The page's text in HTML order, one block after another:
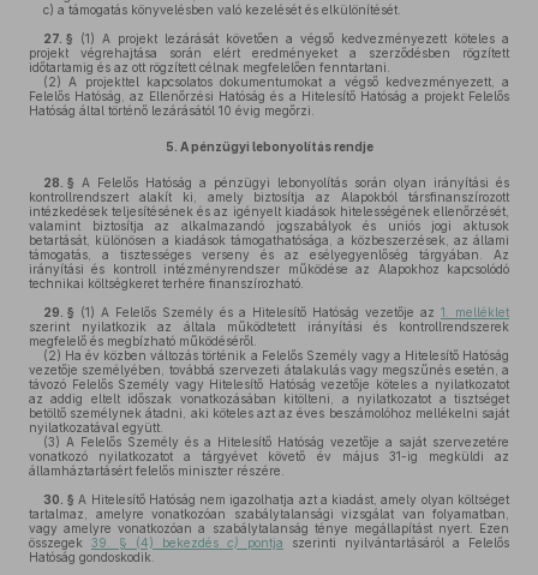
c) a támogatás könyvelésben való kezelését és elkülönítését.
27. § (1) A projekt lezárását követően a végső kedvezményezett köteles a
projekt végrehajtása során elért eredményeket a szerződésben rögzített
időtartamig és az ott rögzített célnak megfelelően fenntartani.
(2) A projekttel kapcsolatos dokumentumokat a végső kedvezményezett, a
Felelős Hatóság, az Ellenőrzési Hatóság és a Hitelesítő Hatóság a projekt Felelős
Hatóság által történő lezárásától 10 évig megőrzi.
5. A pénzügyi lebonyolítás rendje
28. § A Felelős Hatóság a pénzügyi lebonyolítás során olyan irányítási és
kontrollrendszert alakít ki, amely biztosítja az Alapokból társfinanszírozott
intézkedések teljesítésének és az igényelt kiadások hitelességének ellenőrzését,
valamint biztosítja az alkalmazandó jogszabályok és uniós jogi aktusok
betartását, különösen a kiadások támogathatósága, a közbeszerzések, az állami
támogatás, a tisztességes verseny és az esélyegyenlőség tárgyában. Az
irányítási és kontroll intézményrendszer működése az Alapokhoz kapcsolódó
technikai költségkeret terhére finanszírozható.
29. § (1) A Felelős Személy és a Hitelesítő Hatóság vezetője az 1. melléklet
szerint nyilatkozik az általa működtetett irányítási és kontrollrendszerek
megfelelő és megbízható működéséről.
(2) Ha év közben változás történik a Felelős Személy vagy a Hitelesítő Hatóság
vezetője személyében, továbbá szervezeti átalakulás vagy megszűnés esetén, a
távozó Felelős Személy vagy Hitelesítő Hatóság vezetője köteles a nyilatkozatot
az addig eltelt időszak vonatkozásában kitölteni, a nyilatkozatot a tisztséget
betöltő személynek átadni, aki köteles azt az éves beszámolóhoz mellékelni saját
nyilatkozatával együtt.
(3) A Felelős Személy és a Hitelesítő Hatóság vezetője a saját szervezetére
vonatkozó nyilatkozatot a tárgyévet követő év május 31-ig megküldi az
államháztartásért felelős miniszter részére.
30. § A Hitelesítő Hatóság nem igazolhatja azt a kiadást, amely olyan költséget
tartalmaz, amelyre vonatkozóan szabálytalansági vizsgálat van folyamatban,
vagy amelyre vonatkozóan a szabálytalanság ténye megállapítást nyert. Ezen
összegek 39. § (4) bekezdés c) pontja szerinti nyilvántartásáról a Felelős
Hatóság gondoskodik.